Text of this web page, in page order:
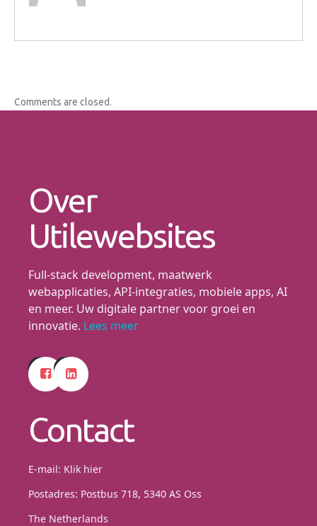
Comments are closed.
Over
Utilewebsites
Full-stack development, maatwerk
webapplicaties, API-integraties, mobiele apps, AI
en meer. Uw digitale partner voor groei en
innovatie. Lees meer
Contact
E-mail: Klik hier
Postadres: Postbus 718, 5340 AS Oss
The Netherlands